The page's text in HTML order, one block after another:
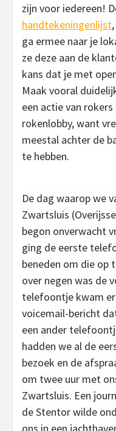
zijn voor iedereen!
handtekeningenlijst
ga ermee naar je
ze deze aan de
kans dat je met
Maak vooral
een actie van
rokenlobby, want
meestal achter de
te hebben.
De dag waarop we
Zwartsluis
begon onverwacht
ging de eerste
beneden om die op
over negen was de
telefoontje kwam
voicemail-bericht
een ander
hadden we al de
bezoek en de
om twee uur met
Zwartsluis. Een
de Stentor wilde
ons in een